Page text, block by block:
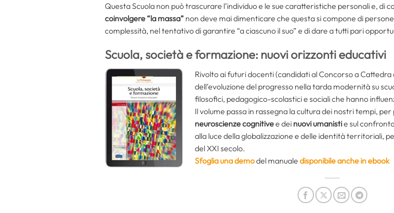
Questa Scuola non può trascurare l’individuo e le sue caratteristiche personali e, di
coinvolgere “la massa” non deve mai dimenticare che questa si compone di
complessità, nel tentativo di garantire “a ciascuno il suo” e di dare a tutti pari
Scuola, società e formazione: nuovi orizzonti educativi
Rivolto ai futuri docenti (candidati al Concorso a Cattedra
dell’evoluzione del progresso nella tarda modernità su
filosofici, pedagogico-scolastici e sociali che hanno
Il volume passa in rassegna la cultura dei nostri tempi,
neuroscienze cognitivee dei nuovi umanistie sul
alla luce della globalizzazione e delle identità territoriali,
del XXI secolo.
Sfoglia una demodel manuale disponibile anche in ebook